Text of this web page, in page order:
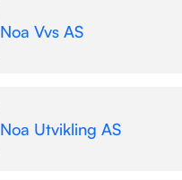
Noa Vvs AS
Noa Utvikling AS